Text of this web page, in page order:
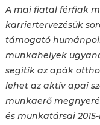
A mai fiatal férfiak
karriertervezésük
támogató
munkahelyek
segítik az apák
lehet az aktív apai
munkaerő
és munkatársai